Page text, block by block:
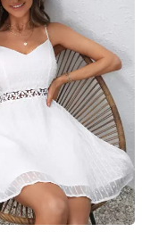
Andrea Bello